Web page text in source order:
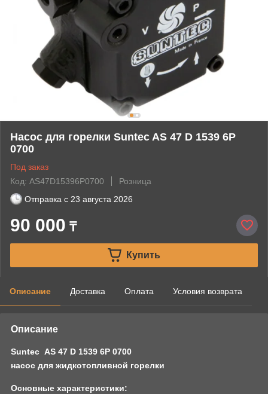
Насос для горелки Suntec AS 47 D 1539 6P
0700
Под заказ
Код: AS47D15396P0700
Розница
Отправка с 23 августа 2026
90 000 ₸
Купить
Описание Доставка Оплата Условия возврата
Описание
Suntec AS 47 D 1539 6P 0700
насос для жидкотопливной горелки
Основные характеристики: